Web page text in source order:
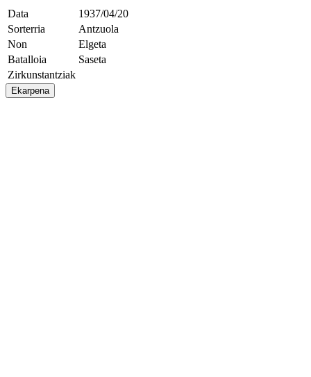
Data
1937/04/20
Sorterria
Antzuola
Non
Elgeta
Batalloia
Saseta
Zirkunstantziak